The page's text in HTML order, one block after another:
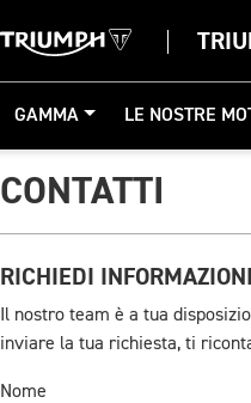
GAMMA LE NOSTRE
CONTATTI
RICHIEDI INFORMAZIONI
Il nostro team è a tua
inviare la tua richiesta, ti
Nome